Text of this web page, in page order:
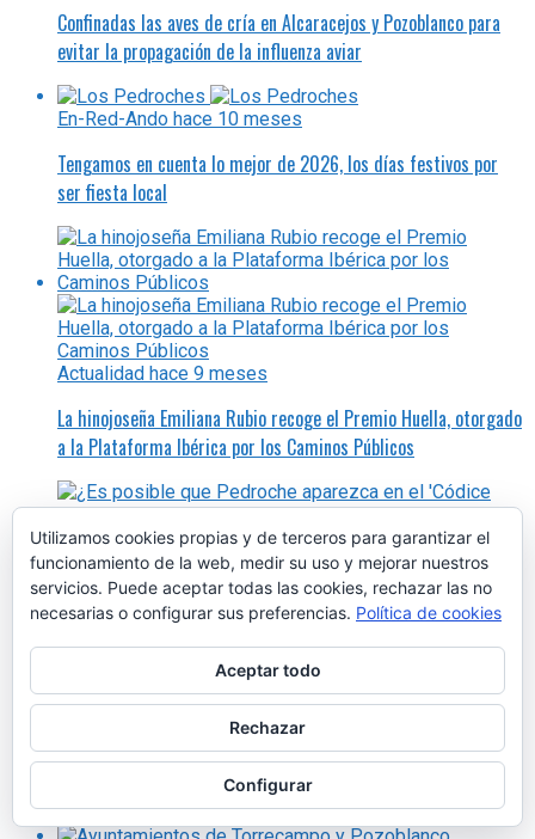
Confinadas las aves de cría en Alcaracejos y Pozoblanco para
evitar la propagación de la influenza aviar
En-Red-Ando hace 10 meses
Tengamos en cuenta lo mejor de 2026, los días festivos por
ser fiesta local
Actualidad hace 9 meses
La hinojoseña Emiliana Rubio recoge el Premio Huella, otorgado
a la Plataforma Ibérica por los Caminos Públicos
En-Red-Andohace 7 meses
¿Es posible que Pedroche aparezca en el ‘Códice Calixtino’? Sí,
es posible
En-Red-Andohace 9 meses
¿Es posible relacionar el Grial con Pedroche? Sí, es posible
Utilizamos cookies propias y de terceros para garantizar el
funcionamiento de la web, medir su uso y mejorar nuestros
servicios. Puede aceptar todas las cookies, rechazar las no
necesarias o configurar sus preferencias. Política de cookies
Aceptar todo
Rechazar
Configurar